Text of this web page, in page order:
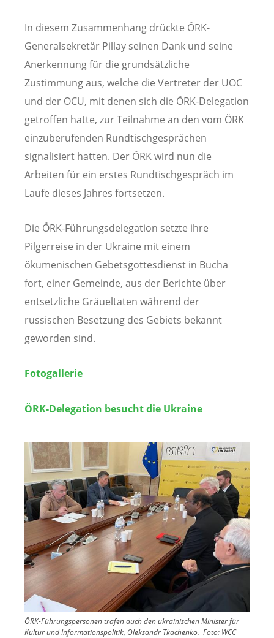
In diesem Zusammenhang drückte ÖRK-
Generalsekretär Pillay seinen Dank und seine
Anerkennung für die grundsätzliche
Zustimmung aus, welche die Vertreter der UOC
und der OCU, mit denen sich die ÖRK-Delegation
getroffen hatte, zur Teilnahme an den vom ÖRK
einzuberufenden Rundtischgesprächen
signalisiert hatten. Der ÖRK wird nun die
Arbeiten für ein erstes Rundtischgespräch im
Laufe dieses Jahres fortsetzen.
Die ÖRK-Führungsdelegation setzte ihre
Pilgerreise in der Ukraine mit einem
ökumenischen Gebetsgottesdienst in Bucha
fort, einer Gemeinde, aus der Berichte über
entsetzliche Gräueltaten während der
russischen Besetzung des Gebiets bekannt
geworden sind.
Fotogallerie
ÖRK-Delegation besucht die Ukraine
Image
ÖRK-Führungspersonen trafen auch den ukrainischen Minister für
Kultur und Informationspolitik, Oleksandr Tkachenko. Foto: WCC